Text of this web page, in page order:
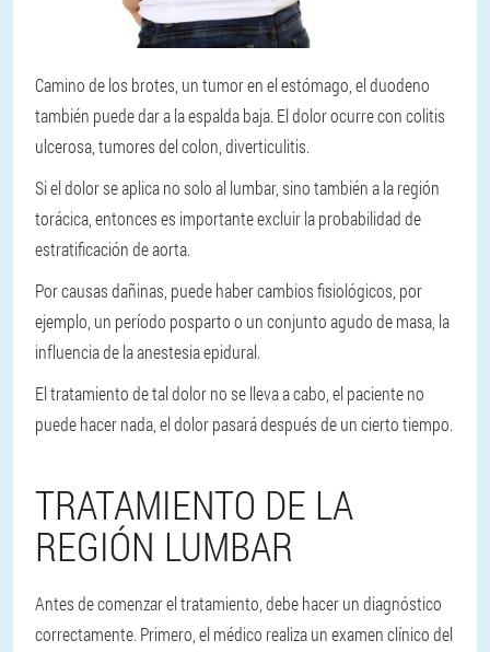
Camino de los brotes, un tumor en el estómago, el duodeno
también puede dar a la espalda baja. El dolor ocurre con colitis
ulcerosa, tumores del colon, diverticulitis.
Si el dolor se aplica no solo al lumbar, sino también a la región
torácica, entonces es importante excluir la probabilidad de
estratificación de aorta.
Por causas dañinas, puede haber cambios fisiológicos, por
ejemplo, un período posparto o un conjunto agudo de masa, la
influencia de la anestesia epidural.
El tratamiento de tal dolor no se lleva a cabo, el paciente no
puede hacer nada, el dolor pasará después de un cierto tiempo.
TRATAMIENTO DE LA
REGIÓN LUMBAR
Antes de comenzar el tratamiento, debe hacer un diagnóstico
correctamente. Primero, el médico realiza un examen clínico del